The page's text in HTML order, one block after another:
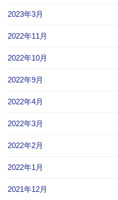
2023年3月
2022年11月
2022年10月
2022年9月
2022年4月
2022年3月
2022年2月
2022年1月
2021年12月